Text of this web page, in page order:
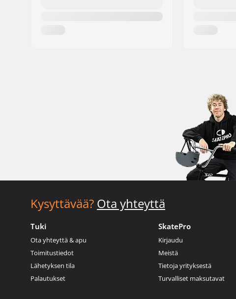
Kysyttävää? Ota yhteyttä
Tuki
Ota yhteyttä & apu
Toimitustiedot
Lähetyksen tila
Palautukset
SkatePro
Kirjaudu
Meistä
Tietoja yrityksestä
Turvalliset maksutavat